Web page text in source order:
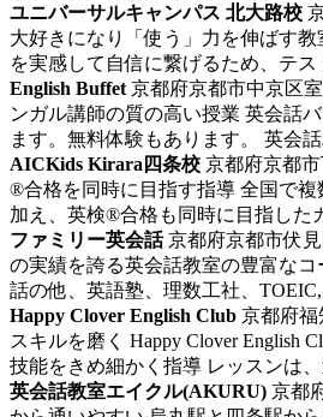
ユニバーサルキャンパス 北大路校
大好きになり「使う」力を伸ばす
を実感して自信に繋げるため、テ
English Buffet京都府京都市中京区
ンガル講師の質の高い授業 英会話
ます。無料体験もあります。 英会
AICKids Kirara四条校 京都府京都
®合格を同時に目指す指導 全国で
加え、英検®合格も同時に目指した
ファミリー英会話京都府京都市伏
の実績を誇る英会話教室の豊富な
話の他、英語塾、理数工社、
Happy Clover English Club 京都府福
スキルを磨く Happy Clover English
技能をきめ細かく指導 レッスンは
英会話教室エイクル(AKURU) 京都